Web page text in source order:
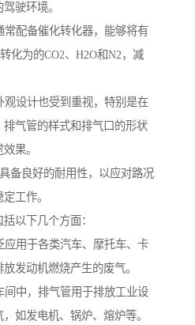
驶环境。
常配备催化转化器，能够将有
化为的CO2、H2O和N2，减
观设计也受到重视，特别是在
气管的样式和排气口的形状
果。
备良好的耐用性，以应对路况
工作。
以下几个方面：
应用于各类汽车、摩托车、卡
发动机燃烧产生的废气。
间中，排气管用于排放工业设
如发电机、锅炉、熔炉等。